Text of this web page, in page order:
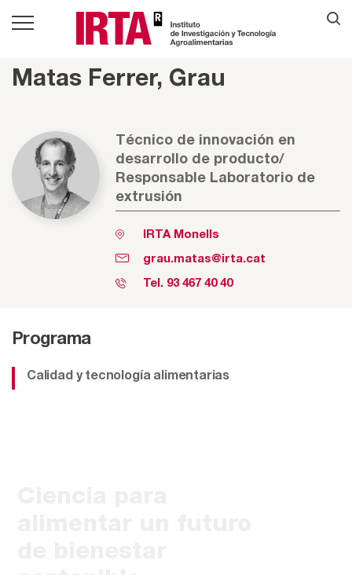
Matas Ferrer, Grau
Técnico de innovación en
desarrollo de producto/
Responsable Laboratorio de
extrusión
IRTA Monells
grau.matas@irta.cat
Tel. 93 467 40 40
Programa
Calidad y tecnología alimentarias